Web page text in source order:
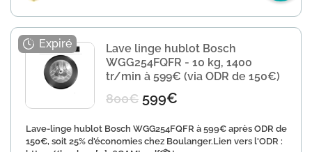
Lave linge hublot Bosch
WGG254FQFR - 10 kg, 1400
tr/min à 599€ (via ODR de 150€)
800€ 599€
Lave-linge hublot Bosch WGG254FQFR à 599€ après ODR de
150€, soit 25% d'économies chez Boulanger.Lien vers l'ODR :